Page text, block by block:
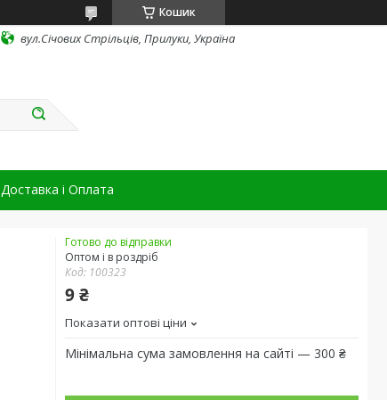
Кошик
вул.Січових Стрільців, Прилуки, Україна
Доставка і Оплата
Готово до відправки
Оптом і в роздріб
Код: 100323
9 ₴
Показати оптові ціни
Мінімальна сума замовлення на сайті — 300 ₴